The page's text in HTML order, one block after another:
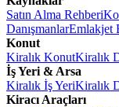
Satın Alma Rehberi
DanışmanlarEmlakjet
Konut
Kiralık KonutKiralık
İş Yeri & Arsa
Kiralık İş YeriKiralık
Kiracı Araçları